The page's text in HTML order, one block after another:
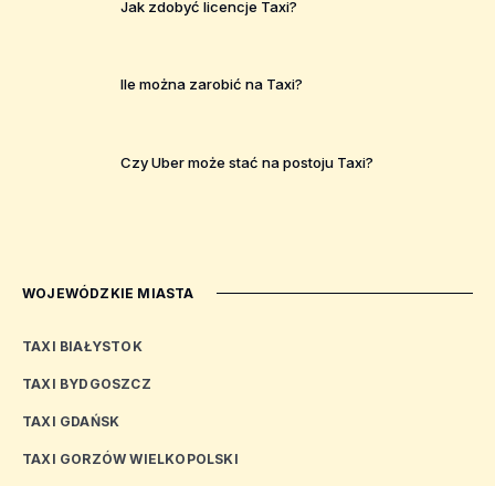
Jak zdobyć licencje Taxi?
Ile można zarobić na Taxi?
Czy Uber może stać na postoju Taxi?
WOJEWÓDZKIE MIASTA
TAXI BIAŁYSTOK
TAXI BYDGOSZCZ
TAXI GDAŃSK
TAXI GORZÓW WIELKOPOLSKI